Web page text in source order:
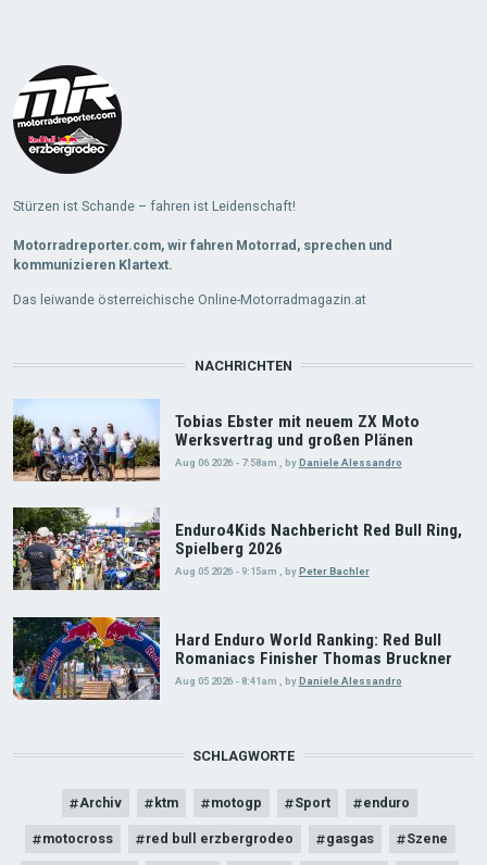
Stürzen ist Schande – fahren ist Leidenschaft!
Motorradreporter.com, wir fahren Motorrad, sprechen und
kommunizieren Klartext.
Das leiwande österreichische Online-Motorradmagazin.at
NACHRICHTEN
Tobias Ebster mit neuem ZX Moto
Werksvertrag und großen Plänen
Aug 06 2026 - 7:58am byDaniele Alessandro
Enduro4Kids Nachbericht Red Bull Ring,
Spielberg 2026
Aug 05 2026 - 9:15am , byPeter Bachler
Hard Enduro World Ranking: Red Bull
Romaniacs Finisher Thomas Bruckner
Aug 05 2026 - 8:41am byDaniele Alessandro
SCHLAGWORTE
Archiv ktm motogp Sport enduro
motocross red bull erzbergrodeo gasgas Szene